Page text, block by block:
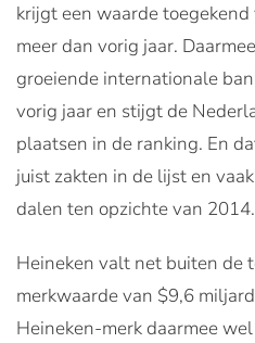
krijgt een waarde
meer dan vorig jaar.
groeiende internationale
vorig jaar en stijgt de
plaatsen in de ranking. En
juist zakten in de lijst en
dalen ten opzichte van 2014.
Heineken valt net buiten de
merkwaarde van $9,6
Heineken-merk daarmee